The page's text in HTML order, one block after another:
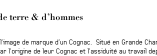
terre & d’hommes
de marque d’un Cognac. Situé en Grande
l’origine de leur Cognac et l’assiduité au travail